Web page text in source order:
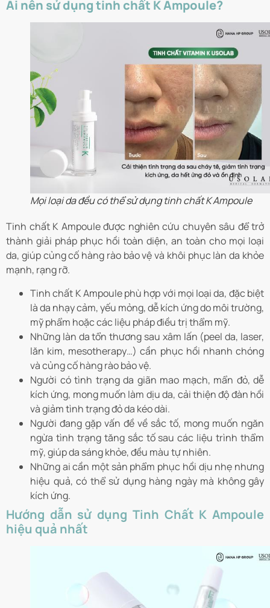
Ai nên sử dụng tinh chất K Ampoule?
Mọi loại da đều có thể sử dụng tinh chất K Ampoule
Tinh chất K Ampoule được nghiên cứu chuyên sâu để trở
thành giải pháp phục hồi toàn diện, an toàn cho mọi loại
da, giúp củng cố hàng rào bảo vệ và khôi phục làn da khỏe
mạnh, rạng rỡ.
Tinh chất K Ampoule phù hợp với mọi loại da, đặc biệt
là da nhạy cảm, yếu mỏng, dễ kích ứng do môi trường,
mỹ phẩm hoặc các liệu pháp điều trị thẩm mỹ.
Những làn da tổn thương sau xâm lấn (peel da, laser,
lăn kim, mesotherapy…) cần phục hồi nhanh chóng
và củng cố hàng rào bảo vệ.
Người có tình trạng da giãn mao mạch, mẩn đỏ, dễ
kích ứng, mong muốn làm dịu da, cải thiện độ đàn hồi
và giảm tình trạng đỏ da kéo dài.
Người đang gặp vấn đề về sắc tố, mong muốn ngăn
ngừa tình trạng tăng sắc tố sau các liệu trình thẩm
mỹ, giúp da sáng khỏe, đều màu tự nhiên.
Những ai cần một sản phẩm phục hồi dịu nhẹ nhưng
hiệu quả, có thể sử dụng hàng ngày mà không gây
kích ứng.
Hướng dẫn sử dụng Tinh Chất K Ampoule
hiệu quả nhất